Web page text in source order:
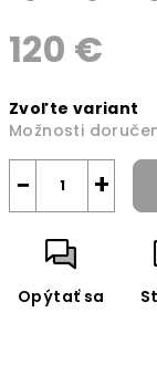
120 €
cena:
Zvoľte variant
Možnosti
+
−
Opýtať sa